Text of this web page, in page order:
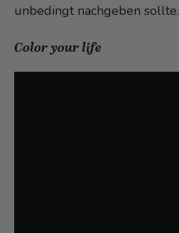
unbedingt nachgeben sollte.
Color your life